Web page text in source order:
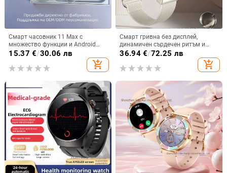
Смарт часовник 11 Max с
множество функции и Android
съвместимост
15.37 €/30.06 лв
add_shopping_cart
Смарт гривна без дисплей,
динамичен сърдечен ритъм и
телесна температура,
водоустойчива до 30 м, живот на
36.94€/72.25 лв
add_shopping_cart